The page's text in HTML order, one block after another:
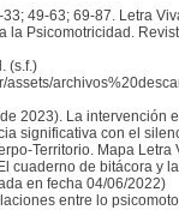
49-63; 69-87. Letra
la Psicomotricidad.
(s.f.)
assets/
2023). La
significativa con el
Territorio. Mapa Letra
cuaderno de bitácora
en fecha 04/06/2022)
entre lo